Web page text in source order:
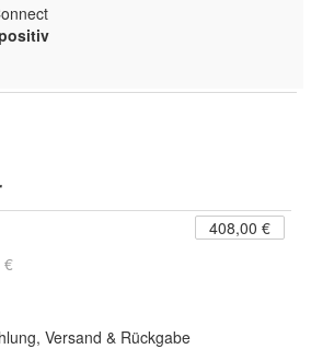
408,00 €
€
Versand & Rückgabe